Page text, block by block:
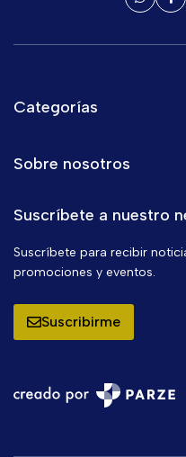
Categorías
Sobre nosotros
Suscríbete a nuestro
Suscríbete para recibir
promociones y eventos.
Suscribirme